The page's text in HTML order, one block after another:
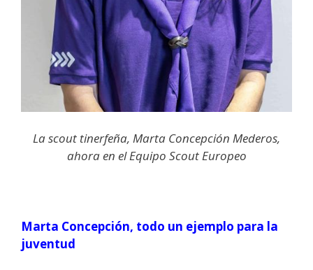
La scout tinerfeña, Marta Concepción Mederos,
ahora en el Equipo Scout Europeo
Marta Concepción, todo un ejemplo para la
juventud